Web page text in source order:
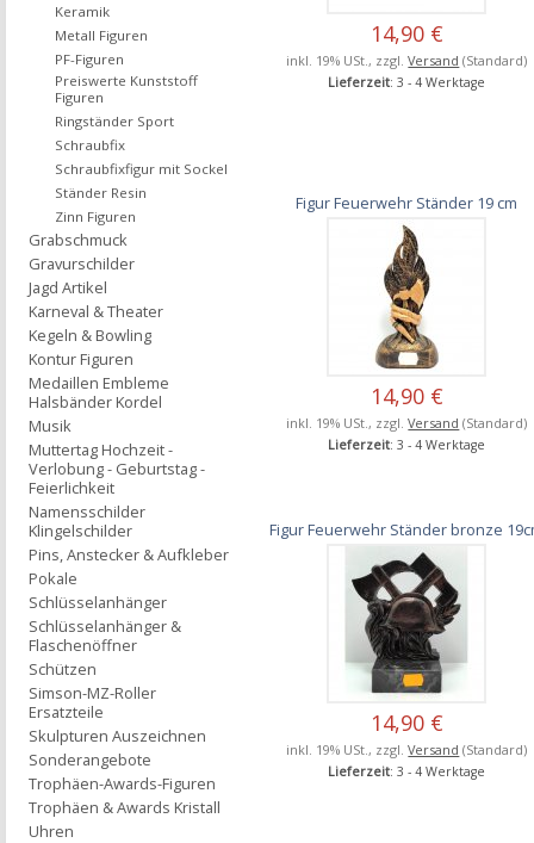
14,90 €
inkl. 19% USt., zzgl.Versand (Standard)
Lieferzeit: 3 - 4 Werktage
Figur Feuerwehr Ständer 19 cm
14,90 €
inkl. 19% USt., zzgl.Versand (Standard)
Lieferzeit: 3 - 4 Werktage
Figur Feuerwehr Ständer bronze
14,90 €
inkl. 19% USt., zzgl.Versand (Standard)
Lieferzeit: 3 - 4 Werktage
Keramik
Metall Figuren
PF-Figuren
Preiswerte Kunststoff
Figuren
Ringständer Sport
Schraubfix
Schraubfixfigur mit Sockel
Ständer Resin
Zinn Figuren
Grabschmuck
Gravurschilder
Jagd Artikel
Karneval & Theater
Kegeln & Bowling
Kontur Figuren
Medaillen Embleme
Halsbänder Kordel
Musik
Muttertag Hochzeit -
Verlobung - Geburtstag -
Feierlichkeit
Namensschilder
Klingelschilder
Pins, Anstecker & Aufkleber
Pokale
Schlüsselanhänger
Schlüsselanhänger &
Flaschenöffner
Schützen
Simson-MZ-Roller
Ersatzteile
Skulpturen Auszeichnen
Sonderangebote
Trophäen-Awards-Figuren
Trophäen & Awards Kristall
Uhren